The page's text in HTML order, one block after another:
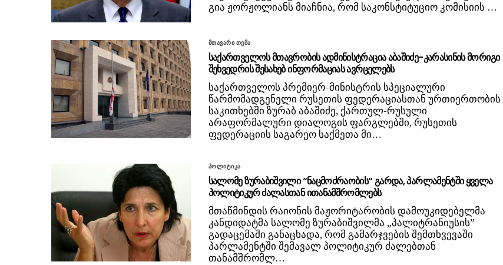
გია ჟორჟოლიანს მიაჩნია, რომ საკონსტიტუციო კომისიის …
მთავარი თემა
საქართველოს მთავრობის ადმინისტრაცია აბაშიძე-კარასინის მორიგი
შეხვედრის შესახებ ინფორმაციას ავრცელებს
საქართველოს პრემიერ-მინისტრის სპეციალური
წარმომადგენელი რუსეთის ფედერაციასთან ურთიერთობის
საკითხებში ზურაბ აბაშიძე, ქართულ-რუსული
არაფორმალური დიალოგის ფარგლებში, რუსეთის
ფედერაციის საგარეო საქმეთა მი…
პოლიტიკა
სალომე ზურაბიშვილი “ნაცმოძრაობის“ გარდა, პარლამენტში ყველა
პოლიტიკურ ძალასთან ითანამშრომლებს
მთაწმინდის რაიონის მაჟორიტარობის დამოუკიდებელმა
კანდიდატმა სალომე ზურაბიშვილმა „პალიტრანიუსის”
გადაცემაში განაცხადა, რომ გამარჯვების შემთხვევაში
პარლამენტში შემავალ პოლიტიკურ ძალებთან
თანამშრომლ…